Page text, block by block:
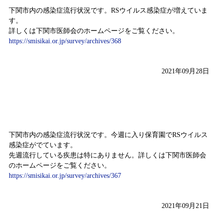
下関市内の感染症流行状況です。RSウイルス感染症が増えていま
す。
詳しくは下関市医師会のホームページをご覧ください。
https://smisikai.or.jp/survey/archives/368
2021年09月28日
下関市内の感染症流行状況です。今週に入り保育園でRSウイルス
感染症がでています。
先週流行している疾患は特にありません。詳しくは下関市医師会
のホームページをご覧ください。
https://smisikai.or.jp/survey/archives/367
2021年09月21日